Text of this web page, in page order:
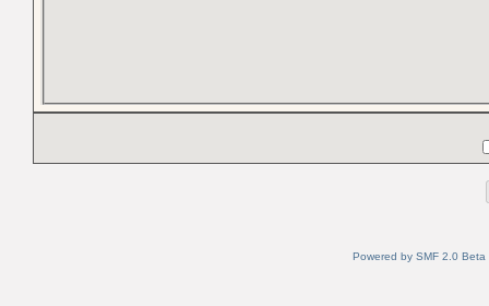
Powered by SMF 2.0 Beta